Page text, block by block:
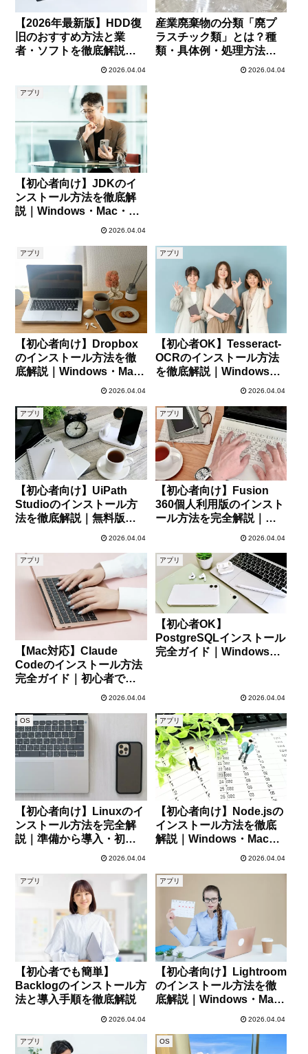
【2026年最新版】HDD復
旧のおすすめ方法と業
者・ソフトを徹底解説｜
データを安全に取り戻す
2026.04.04
産業廃棄物の分類「廃プ
ラスチック類」とは？種
類・具体例・処理方法ま
2026.04.04
アプリ
【初心者向け】JDKのイ
ンストール方法を徹底解
説｜Windows・Mac・
2026.04.04
アプリ
【初心者向け】Dropbox
のインストール方法を徹
底解説｜Windows・Mac
2026.04.04
アプリ
【初心者OK】Tesseract-
OCRのインストール方法
を徹底解説｜Windows・
Mac・Linux対応ガイド2026.04.04
アプリ
【初心者向け】UiPath
Studioのインストール方
法を徹底解説｜無料版の
2026.04.04
アプリ
【初心者向け】Fusion
360個人利用版のインスト
ール方法を完全解説｜無
2026.04.04
アプリ
【Mac対応】Claude
Codeのインストール方法
完全ガイド｜初心者でも
迷わない手順と使い方2026.04.04
アプリ
【初心者OK】
PostgreSQLインストール
完全ガイド｜Windows・
2026.04.04
OS
【初心者向け】Linuxのイ
ンストール方法を完全解
説｜準備から導入・初期
設定までわかりやすく解
2026.04.04
アプリ
【初心者向け】Node.jsの
インストール方法を徹底
解説｜Windows・Mac対
2026.04.04
アプリ
【初心者でも簡単】
Backlogのインストール方
法と導入手順を徹底解説
2026.04.04
アプリ
【初心者向け】Lightroom
のインストール方法を徹
底解説｜Windows・Mac
2026.04.04
アプリ OS